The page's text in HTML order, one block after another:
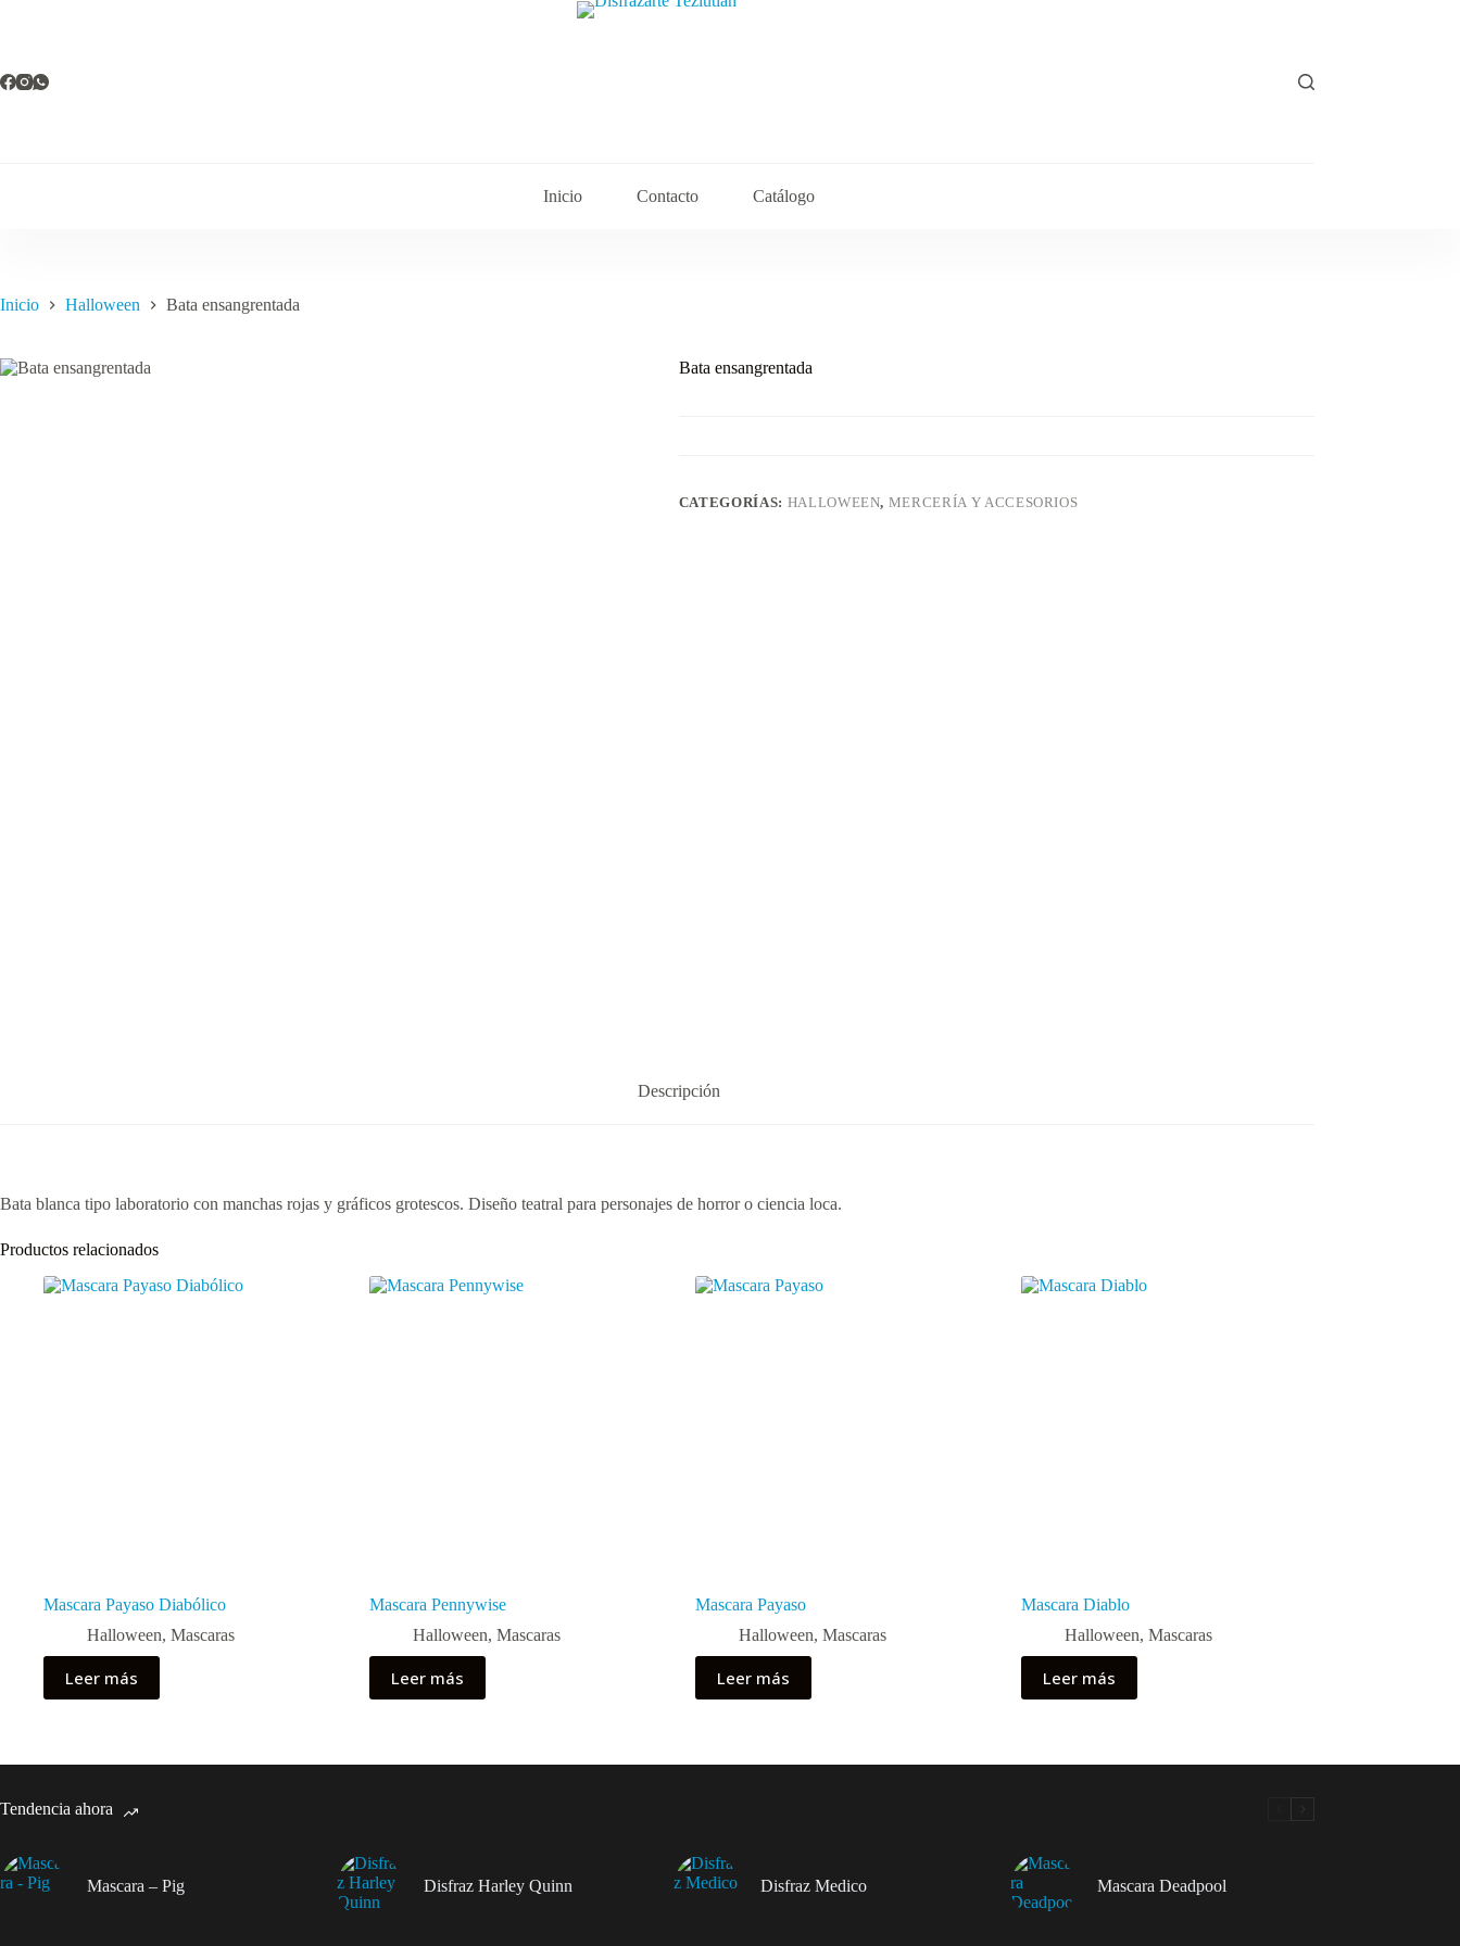
Inicio Contacto Catálogo
Inicio Halloween Bata ensangrentada
Bata ensangrentada
CATEGORÍAS: HALLOWEEN, MERCERÍA Y ACCESORIOS
Descripción
Bata blanca tipo laboratorio con manchas rojas y gráficos grotescos. Diseño teatral para personajes de horror o ciencia loca.
Productos relacionados
Mascara Payaso Diabólico
Halloween, Mascaras
Leer más
Mascara Pennywise
Halloween, Mascaras
Leer más
Mascara Payaso
Halloween, Mascaras
Leer más
Mascara Diablo
Halloween, Mascaras
Leer más
Tendencia ahora
Mascara – Pig Disfraz Harley Quinn Disfraz Medico Mascara Deadpool